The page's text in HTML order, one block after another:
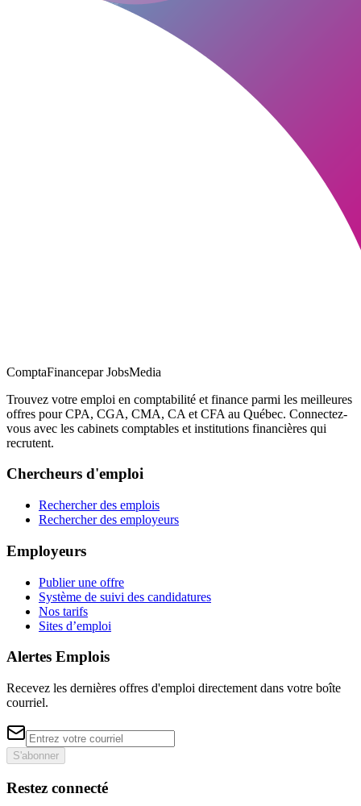
ComptaFinancepar JobsMedia
Trouvez votre emploi en comptabilité et finance parmi les meilleures
offres pour CPA, CGA, CMA, CA et CFA au Québec. Connectez-
vous avec les cabinets comptables et institutions financières qui
recrutent.
Chercheurs d'emploi
Rechercher des emplois
Rechercher des employeurs
Employeurs
Publier une offre
Système de suivi des candidatures
Nos tarifs
Sites d’emploi
Alertes Emplois
Recevez les dernières offres d'emploi directement dans votre boîte
courriel.
S'abonner
Restez connecté